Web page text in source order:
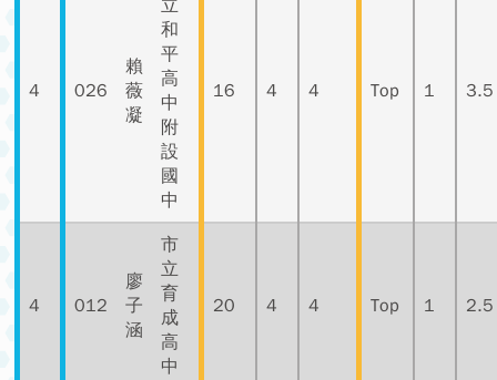
4 026
賴
薇
凝
立
和
平
高
中
附
設
國
中
16 4 4 Top 1 3.5
4 012
廖
子
涵
市
立
育
成
高
中
20 4 4 Top 1 2.5